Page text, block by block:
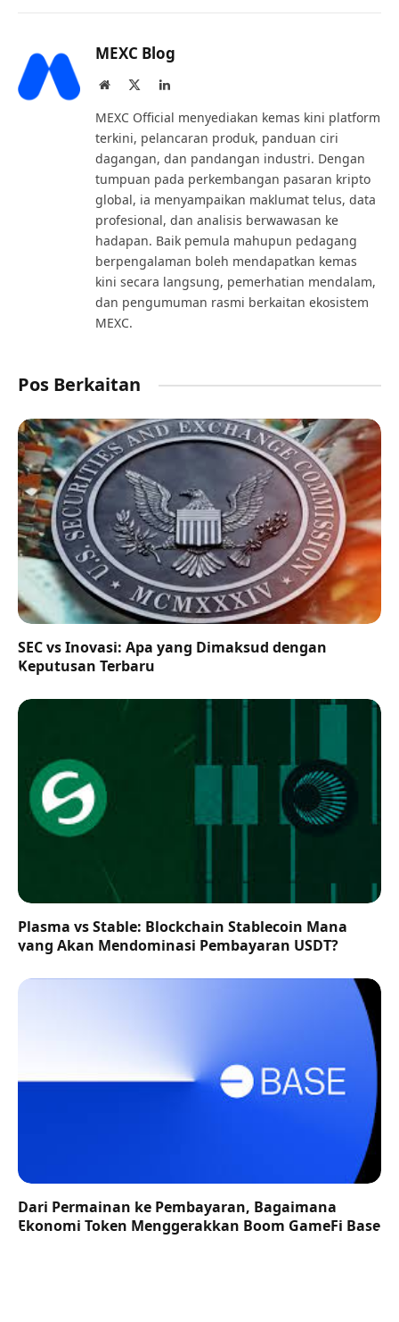
MEXC Blog
Website LinkedIn
MEXC Official menyediakan kemas kini platform
terkini, pelancaran produk, panduan ciri
dagangan, dan pandangan industri. Dengan
tumpuan pada perkembangan pasaran kripto
global, ia menyampaikan maklumat telus, data
profesional, dan analisis berwawasan ke
hadapan. Baik pemula mahupun pedagang
berpengalaman boleh mendapatkan kemas
kini secara langsung, pemerhatian mendalam,
dan pengumuman rasmi berkaitan ekosistem
MEXC.
Pos Berkaitan
SEC vs Inovasi: Apa yang Dimaksud dengan
Keputusan Terbaru
Plasma vs Stable: Blockchain Stablecoin Mana
yang Akan Mendominasi Pembayaran USDT?
Dari Permainan ke Pembayaran, Bagaimana
Ekonomi Token Menggerakkan Boom GameFi Base